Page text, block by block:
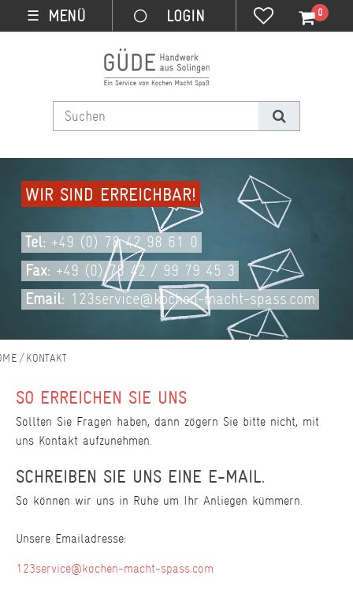
☰ MENÜ 0
WIR SIND ERREICHBAR!
Tel: +49 (0) 78 42 98 61 0
Fax: +49 (0) 78 42 / 99 79 45 3
Email: 123service@kochen-macht-spass.com
KONTAKT
SO ERREICHEN SIE UNS
Sollten Sie Fragen haben, dann zögern Sie bitte nicht, mit
uns Kontakt aufzunehmen.
SCHREIBEN SIE UNS EINE E-MAIL.
So können wir uns in Ruhe um Ihr Anliegen kümmern.
Unsere Emailadresse:
123service@kochen-macht-spass.com